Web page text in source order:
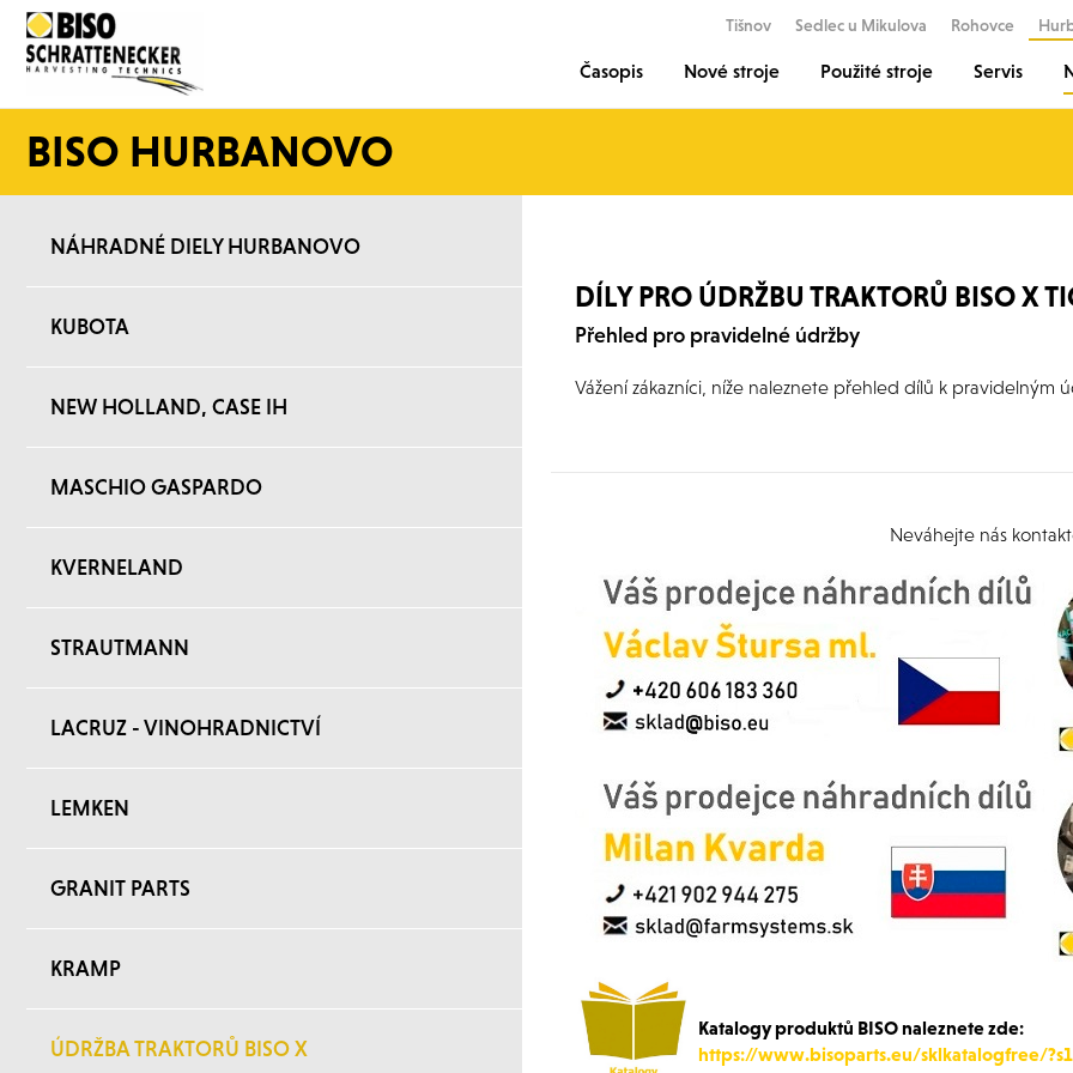
Tišnov Sedlec u Mikulova Rohovce
Časopis Nové stroje Použité stroje Servis
BISO HURBANOVO
NÁHRADNÉ DIELY HURBANOVO
KUBOTA
NEW HOLLAND, CASE IH
MASCHIO GASPARDO
KVERNELAND
STRAUTMANN
LACRUZ - VINOHRADNICTVÍ
LEMKEN
GRANIT PARTS
KRAMP
ÚDRŽBA TRAKTORŮ BISO X
DÍLY PRO ÚDRŽBU TRAKTORŮ BISO X
Přehled pro pravidelné údržby
Vážení zákazníci, níže naleznete přehled dílů k pravidelným
Neváhejte nás
Katalogy produktů BISO naleznete zde:
https://www.bisoparts.eu/sklkatalogfree/